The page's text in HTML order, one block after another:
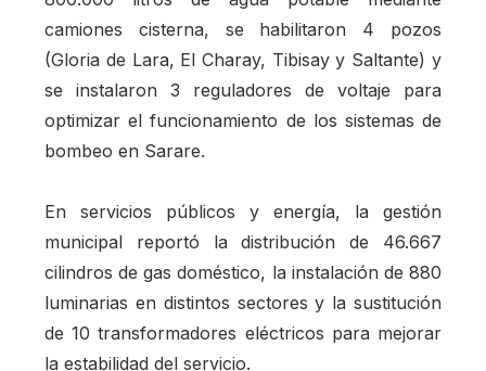
camiones cisterna, se habilitaron 4 pozos
(Gloria de Lara, El Charay, Tibisay y Saltante) y
se instalaron 3 reguladores de voltaje para
optimizar el funcionamiento de los sistemas de
bombeo en Sarare.
En servicios públicos y energía, la gestión
municipal reportó la distribución de 46.667
cilindros de gas doméstico, la instalación de 880
luminarias en distintos sectores y la sustitución
de 10 transformadores eléctricos para mejorar
la estabilidad del servicio.